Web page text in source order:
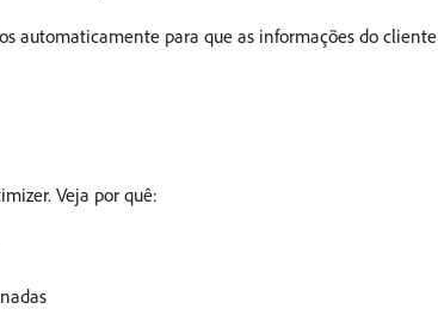
automaticamente para que as informações do cliente
Veja por quê: